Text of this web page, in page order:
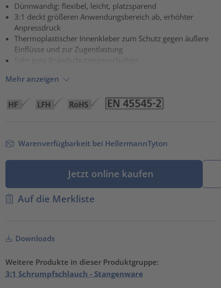
Dünnwandig: flexibel, leicht, platzsparend
3:1 deckt größeren Anwendungsbereich ab, erhöhter
Anpressdruck
Thermoplastischer Innenkleber zum Schutz gegen äußere
Einflüsse und zur Zugentlastung
Sehr gute Brandschutzeigenschaften
Mehr anzeigen
Warenverfügbarkeit bei HellermannTyton
Jetzt online kaufen
Auf die Merkliste
Downloads
Weitere Produkte in dieser Produktgruppe:
3:1 Schrumpfschlauch - Stangenware